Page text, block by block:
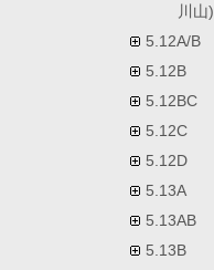
川山)
5.12A/B
5.12B
5.12BC
5.12C
5.12D
5.13A
5.13AB
5.13B